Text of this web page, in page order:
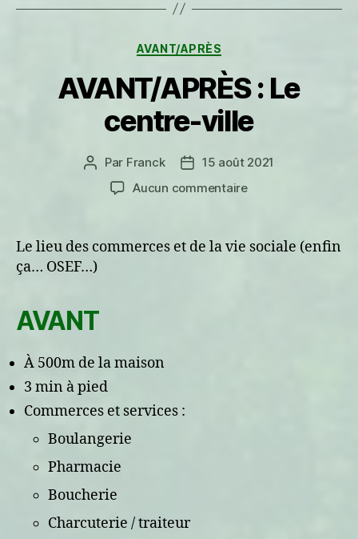
Catégories
AVANT/APRÈS
AVANT/APRÈS : Le
centre-ville
Auteur
l’article
Par Franck
Date15 août 2021
Aucun commentairesur
Le
Le lieu des commerces et de la vie sociale (enfin
ça… OSEF…)
AVANT
À 500m de la maison
3 min à pied
Commerces et services :
Boulangerie
Pharmacie
Boucherie
Charcuterie / traiteur